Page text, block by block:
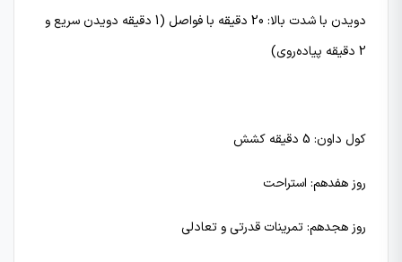
دویدن با شدت بالا: 20 دقیقه با فواصل (1 دقیقه دویدن سریع و
2 دقیقه پیاده‌روی)
کول داون: 5 دقیقه کشش
روز هفدهم: استراحت
روز هجدهم: تمرینات قدرتی و تعادلی